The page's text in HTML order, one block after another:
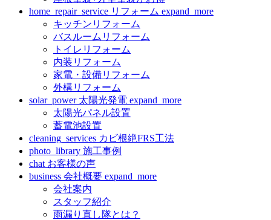
home_repair_service リフォーム expand_more
キッチンリフォーム
バスルームリフォーム
トイレリフォーム
内装リフォーム
家電・設備リフォーム
外構リフォーム
solar_power 太陽光発電 expand_more
太陽光パネル設置
蓄電池設置
cleaning_services カビ根絶FRS工法
photo_library 施工事例
chat お客様の声
business 会社概要 expand_more
会社案内
スタッフ紹介
雨漏り直し隊とは？